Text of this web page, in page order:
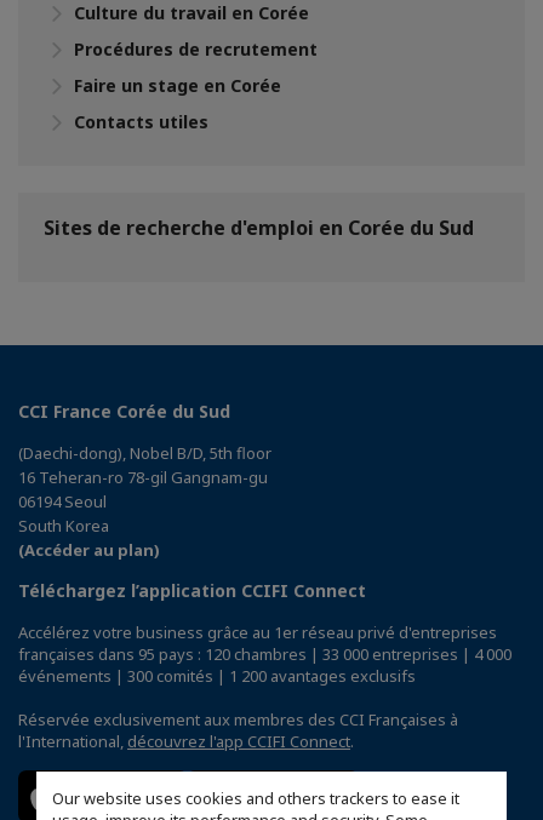
Our website uses cookies and others trackers to ease it
Culture du travail en Corée
Procédures de recrutement
Faire un stage en Corée
Contacts utiles
Sites de recherche d'emploi en Corée du Sud
CCI France Corée du Sud
(Daechi-dong), Nobel B/D, 5th floor
16 Teheran-ro 78-gil Gangnam-gu
06194 Seoul
South Korea
(Accéder au plan)
Téléchargez l’application CCIFI Connect
Accélérez votre business grâce au 1er réseau privé d'entreprises
françaises dans 95 pays : 120 chambres | 33 000 entreprises | 4 000
événements | 300 comités | 1 200 avantages exclusifs
Réservée exclusivement aux membres des CCI Françaises à
l'International, découvrez l'app CCIFI Connect.